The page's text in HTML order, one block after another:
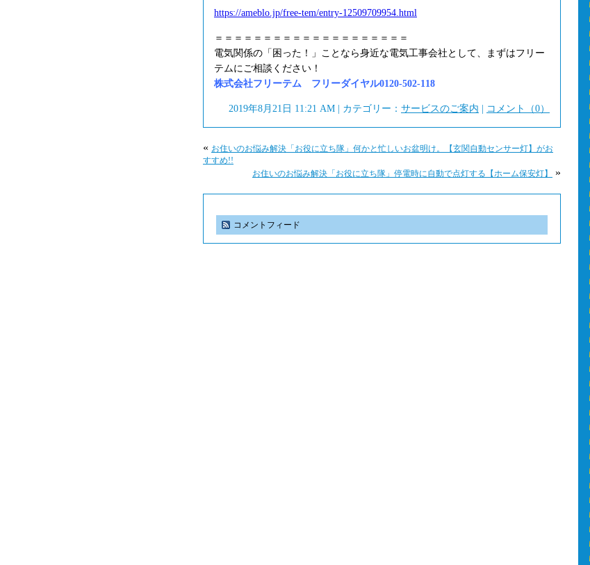
https://ameblo.jp/free-tem/entry-12509709954.html
＝＝＝＝＝＝＝＝＝＝＝＝＝＝＝＝＝＝＝＝
電気関係の「困った！」ことなら身近な電気工事会社として、まずはフリー
テムにご相談ください！
株式会社フリーテム フリーダイヤル0120-502-118
2019年8月21日 11:21 AM | カテゴリー： サービスのご案内 コメント（0）
« お住いのお悩み解決「お役に立ち隊」何かと忙しいお盆明け。【玄関自動センサー灯】がお
すすめ!!
お住いのお悩み解決「お役に立ち隊」停電時に自動で点灯する【ホーム保安灯】
»
コメントフィード